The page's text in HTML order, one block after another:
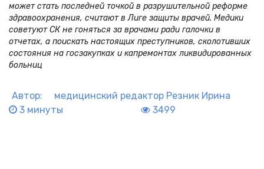
может стать последней точкой в разрушительной реформе
здравоохранения, считают в Лиге защиты врачей. Медики
советуют СК не гоняться за врачами ради галочки в
отчетах, а поискать настоящих преступников, сколотивших
состояния на госзакупках и капремонтах ликвидированных
больниц
Автор: медицинский редактор Резник Ирина
3 минуты
3499